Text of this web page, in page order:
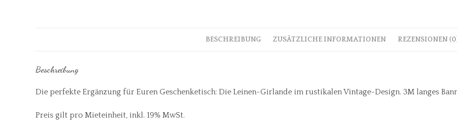
BESCHREIBUNG ZUSÄTZLICHE INFORMATIONEN REZENSIONEN
Beschreibung
Die perfekte Ergänzung für Euren Geschenketisch: Die Leinen-Girlande im rustikalen Vintage-Design. 3M langes
Preis gilt pro Mieteinheit, inkl. 19% MwSt.